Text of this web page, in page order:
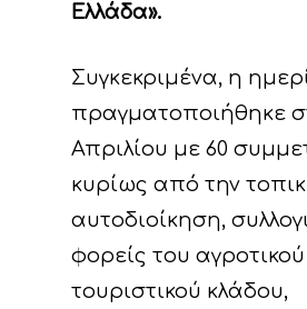
Ελλάδα».
Συγκεκριμένα, η
πραγματοποιήθηκε
Απριλίου με 60
κυρίως από την
αυτοδιοίκηση,
φορείς του αγροτικού
τουριστικού κλάδου,